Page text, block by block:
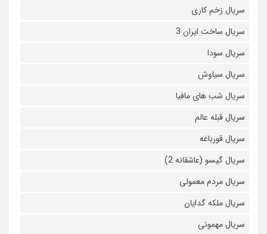
سریال زخم کاری
سریال ساخت ایران 3
سریال سودا
سریال سیاوش
سریال شب های مافیا
سریال قبله عالم
سریال قورباغه
سریال گیسو (عاشقانه 2)
سریال مردم معمولی
سریال ملکه گدایان
سریال مهمونی